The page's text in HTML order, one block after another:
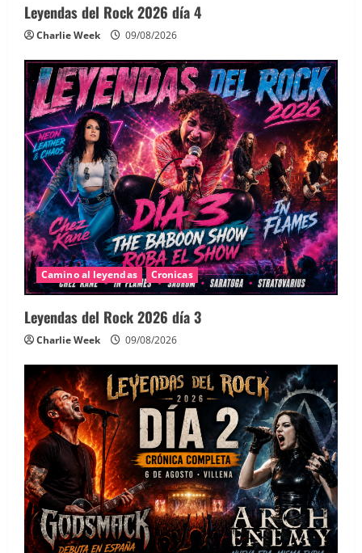
Leyendas del Rock 2026 día 4
Charlie Week 09/08/2026
Camino al leyendas Cronicas
Leyendas del Rock 2026 día 3
Charlie Week 09/08/2026